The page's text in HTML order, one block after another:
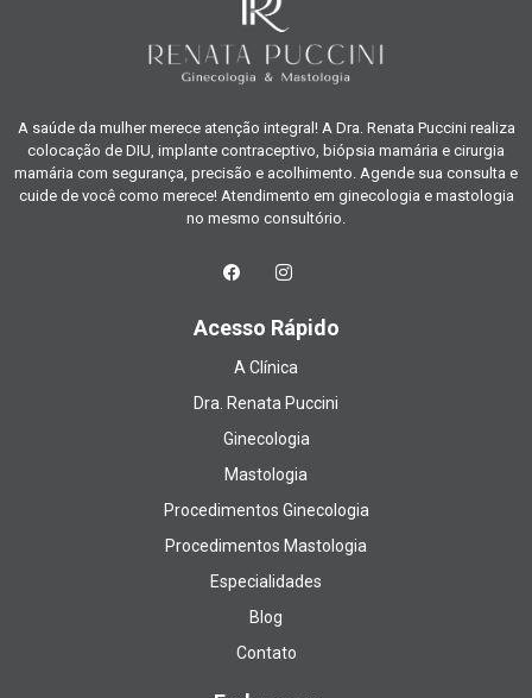
A saúde da mulher merece atenção integral! A Dra. Renata Puccini realiza
colocação de DIU, implante contraceptivo, biópsia mamária e cirurgia
mamária com segurança, precisão e acolhimento. Agende sua consulta e
cuide de você como merece! Atendimento em ginecologia e mastologia
no mesmo consultório.
Acesso Rápido
A Clínica
Dra. Renata Puccini
Ginecologia
Mastologia
Procedimentos Ginecologia
Procedimentos Mastologia
Especialidades
Blog
Contato